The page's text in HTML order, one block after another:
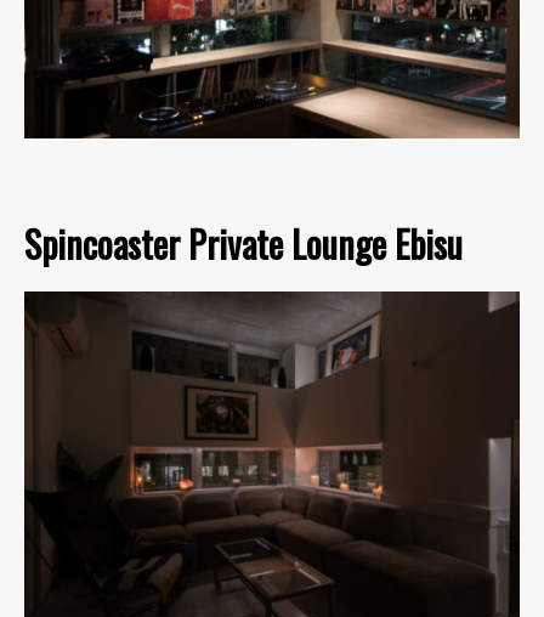
Spincoaster Private Lounge Ebisu